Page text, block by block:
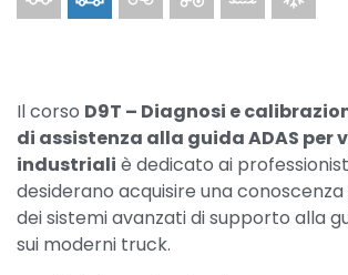
Il corso D9T – Diagnosi e
di assistenza alla guida ADAS per
industriali è dedicato ai
desiderano acquisire una
dei sistemi avanzati di supporto alla
sui moderni truck.